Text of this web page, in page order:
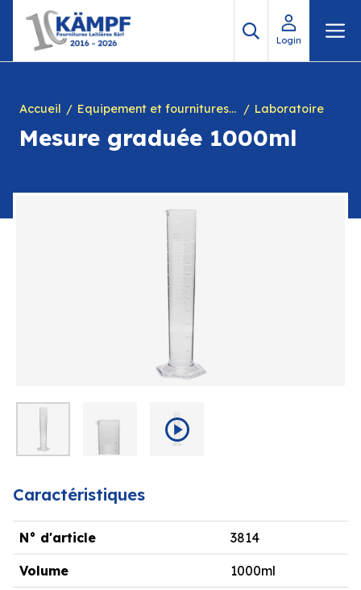
contenu
Login
Accueil Equipement et fournitures pour fromagerie Laboratoire
Mesure graduée 1000ml
Caractéristiques
N° d'article 3814
Volume 1000ml